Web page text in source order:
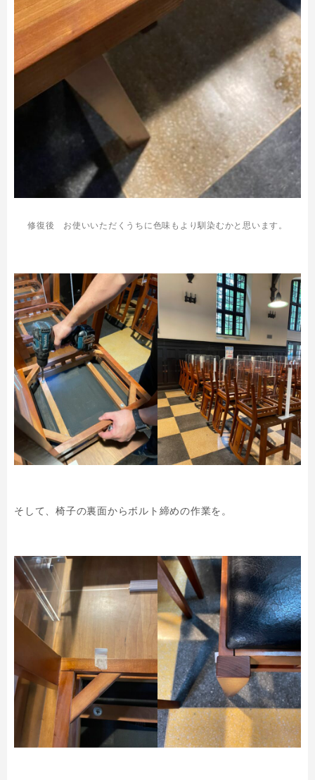
修復後 お使いいただくうちに色味もより馴染むかと思います。
そして、椅子の裏面からボルト締めの作業を。